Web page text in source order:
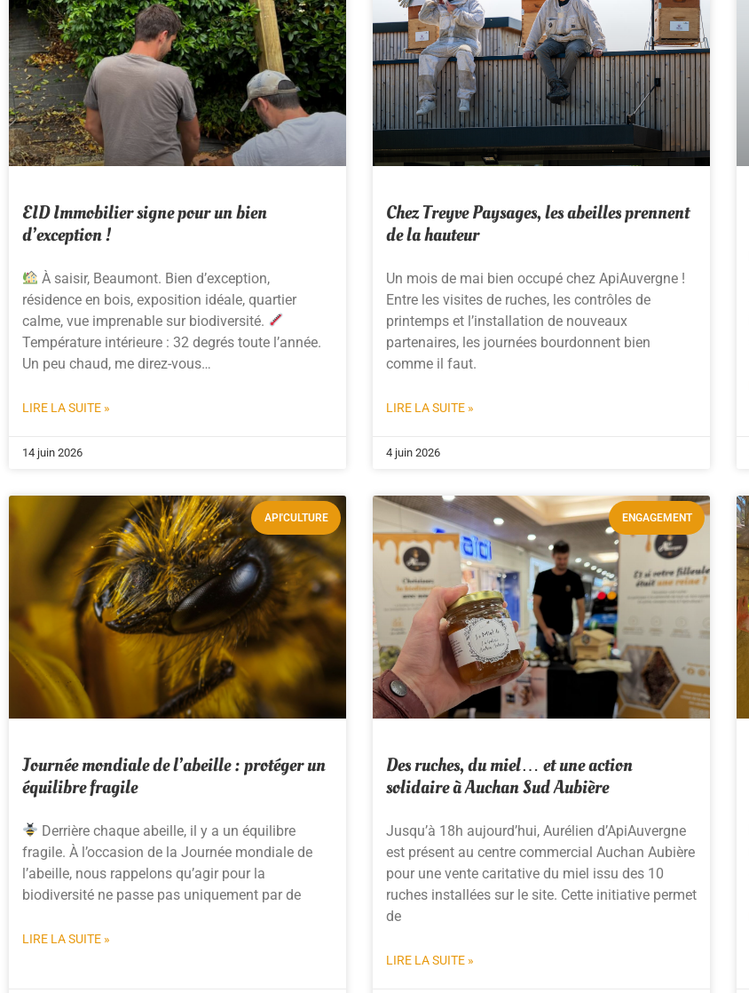
EID Immobilier signe pour un bien
d’exception !
À saisir, Beaumont. Bien d’exception,
résidence en bois, exposition idéale, quartier
calme, vue imprenable sur biodiversité.
Température intérieure : 32 degrés toute l’année.
Un peu chaud, me direz-vous…
LIRE LA SUITE »
14 juin 2026
Chez Treyve Paysages, les abeilles prennent
de la hauteur
Un mois de mai bien occupé chez ApiAuvergne !
Entre les visites de ruches, les contrôles de
printemps et l’installation de nouveaux
partenaires, les journées bourdonnent bien
comme il faut.
LIRE LA SUITE »
4 juin 2026
API'CULTURE
Journée mondiale de l’abeille : protéger un
équilibre fragile
Derrière chaque abeille, il y a un équilibre
fragile. À l’occasion de la Journée mondiale de
l’abeille, nous rappelons qu’agir pour la
biodiversité ne passe pas uniquement par de
LIRE LA SUITE »
ENGAGEMENT
Des ruches, du miel… et une action
solidaire à Auchan Sud Aubière
Jusqu’à 18h aujourd’hui, Aurélien d’ApiAuvergne
est présent au centre commercial Auchan Aubière
pour une vente caritative du miel issu des 10
ruches installées sur le site. Cette initiative permet
de
LIRE LA SUITE »